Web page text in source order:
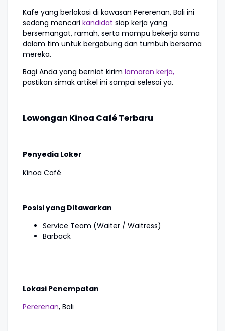
Kafe yang berlokasi di kawasan Pererenan, Bali ini
sedang mencari kandidat siap kerja yang
bersemangat, ramah, serta mampu bekerja sama
dalam tim untuk bergabung dan tumbuh bersama
mereka.
Bagi Anda yang berniat kirim lamaran kerja,
pastikan simak artikel ini sampai selesai ya.
Lowongan Kinoa Café Terbaru
Penyedia Loker
Kinoa Café
Posisi yang Ditawarkan
Service Team (Waiter / Waitress)
Barback
Lokasi Penempatan
Pererenan, Bali